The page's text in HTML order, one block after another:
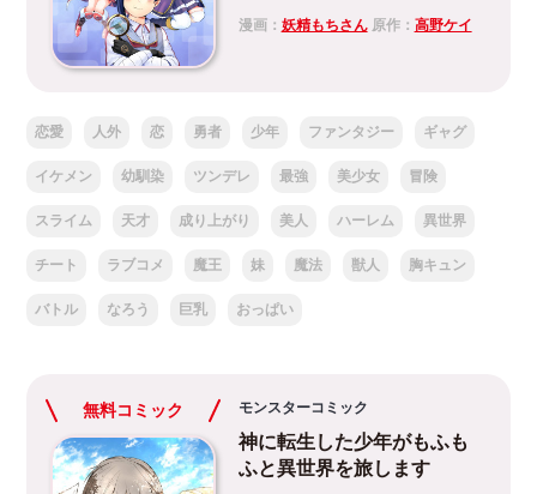
漫画： 妖精もちさん原作： 高野ケイ
恋愛 人外 恋 勇者 少年 ファンタジー ギャグ
イケメン 幼馴染 ツンデレ 最強 美少女 冒険
スライム 天才 成り上がり 美人 ハーレム 異世界
チート ラブコメ 魔王 妹 魔法 獣人 胸キュン
バトル なろう 巨乳 おっぱい
無料コミック モンスターコミック
神に転生した少年がもふも
ふと異世界を旅します